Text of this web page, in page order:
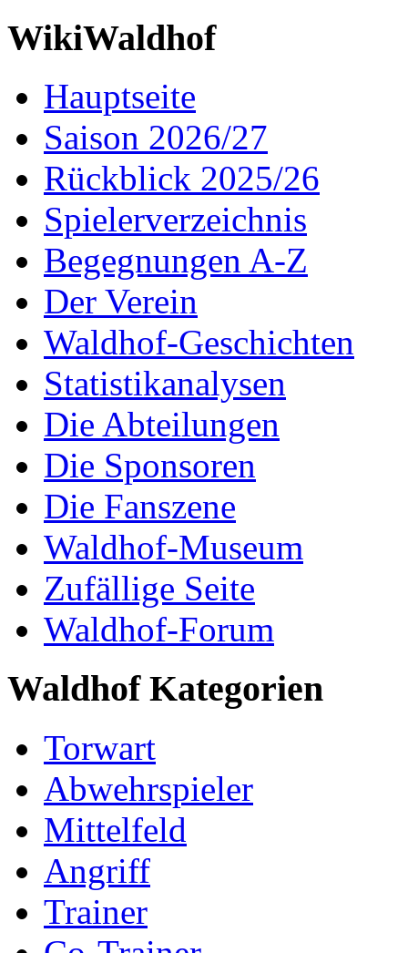
WikiWaldhof
Hauptseite
Saison 2026/27
Rückblick 2025/26
Spielerverzeichnis
Begegnungen A-Z
Der Verein
Waldhof-Geschichten
Statistikanalysen
Die Abteilungen
Die Sponsoren
Die Fanszene
Waldhof-Museum
Zufällige Seite
Waldhof-Forum
Waldhof Kategorien
Torwart
Abwehrspieler
Mittelfeld
Angriff
Trainer